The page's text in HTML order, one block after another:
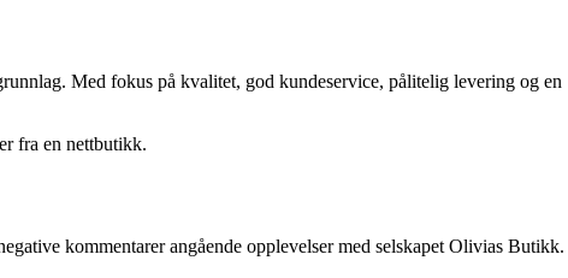
Med fokus på kvalitet, god kundeservice, pålitelig levering og en
fra en nettbutikk.
kommentarer angående opplevelser med selskapet Olivias Butikk.